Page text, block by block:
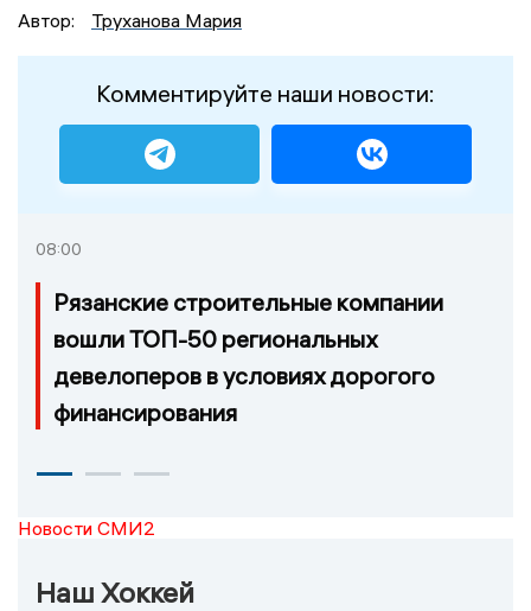
Автор:
Труханова Мария
Комментируйте наши новости:
08:00
Рязанские строительные компании
вошли ТОП-50 региональных
девелоперов в условиях дорогого
финансирования
Новости СМИ2
Наш Хоккей